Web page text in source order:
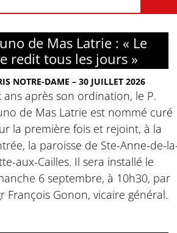
de Mas Latrie : « Le
redit tous les jours »
NOTRE-DAME – 30 JUILLET 2026
ans après son ordination, le P.
de Mas Latrie est nommé curé
la première fois et rejoint, à la
la paroisse de Ste-Anne-de-
aux-Cailles. Il sera installé le
6 septembre, à 10h30, par
François Gonon, vicaire général.